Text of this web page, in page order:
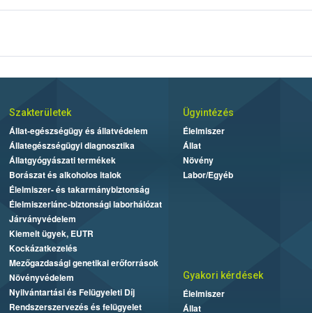
az azt tartalmazó élelmiszerek jelölésén a következőként
Szakterületek
Állat-egészségügy és állatvédelem
Állategészségügyi diagnosztika
Állatgyógyászati termékek
Borászat és alkoholos italok
Élelmiszer- és takarmánybiztonság
Élelmiszerlánc-biztonsági laborhálózat
Járványvédelem
Kiemelt ügyek, EUTR
Kockázatkezelés
Mezőgazdasági genetikai erőforrások
Növényvédelem
Nyilvántartási és Felügyeleti Díj
Rendszerszervezés és felügyelet
Ügyintézés
Élelmiszer
Állat
Növény
Labor/Egyéb
Gyakori kérdések
Élelmiszer
Állat